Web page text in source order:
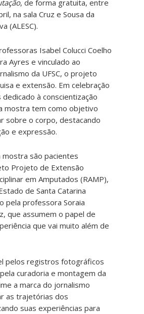
, de forma gratuita, entre
na sala Cruz e Sousa da
(ALESC).
Isabel Colucci Coelho
Ayres e vinculado ao
da UFSC, o projeto
e extensão. Em celebração
à conscientização
mostra tem como objetivo
sobre o corpo, destacando
e expressão.
são pacientes
Projeto de Extensão
em Amputados (RAMP),
de Santa Catarina
pela professora Soraia
que assumem o papel de
que vai muito além de
pelos registros fotográficos
curadoria e montagem da
a marca do jornalismo
as trajetórias dos
suas experiências para